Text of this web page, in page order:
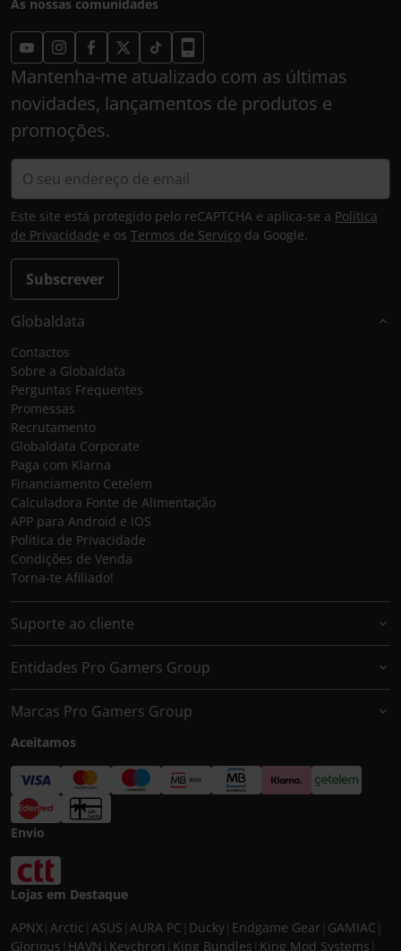
As nossas comunidades
Mantenha-me atualizado com as últimas
novidades, lançamentos de produtos e
promoções.
Subscrever
Este site está protegido pelo reCAPTCHA e aplica-se a Política
de Privacidade e os Termos de Serviço da Google.
Globaldata
Contactos
Sobre a Globaldata
Perguntas Frequentes
Promessas
Recrutamento
Globaldata Corporate
Paga com Klarna
Financiamento Cetelem
Calculadora Fonte de Alimentação
APP para Android e IOS
Política de Privacidade
Condições de Venda
Torna-te Afiliado!
Suporte ao cliente
Entidades Pro Gamers Group
Marcas Pro Gamers Group
Aceitamos
Envio
Lojas em Destaque
APNX Arctic ASUS AURA PC Ducky Endgame Gear GAMIAC
Glorious HAVN Keychron King Bundles King Mod Systems